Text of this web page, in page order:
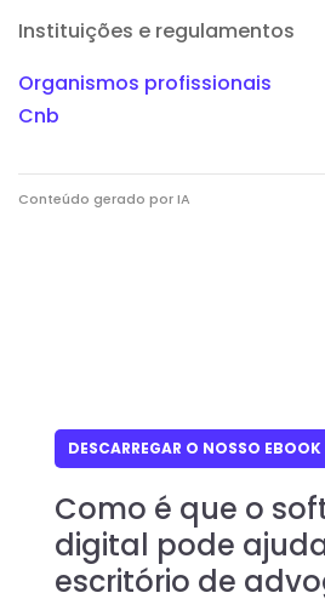
Instituições e regulamentos
Organismos profissionais
Cnb
Conteúdo gerado por IA
DESCARREGAR O NOSSO EBOOK
Como é que o
digital pode
escritório de